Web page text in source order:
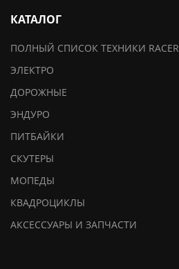
КАТАЛОГ
ПОЛНЫЙ СПИСОК ТЕХНИКИ RACER
ЭЛЕКТРО
ДОРОЖНЫЕ
ЭНДУРО
ПИТБАЙКИ
СКУТЕРЫ
МОПЕДЫ
КВАДРОЦИКЛЫ
АКСЕССУАРЫ И ЗАПЧАСТИ